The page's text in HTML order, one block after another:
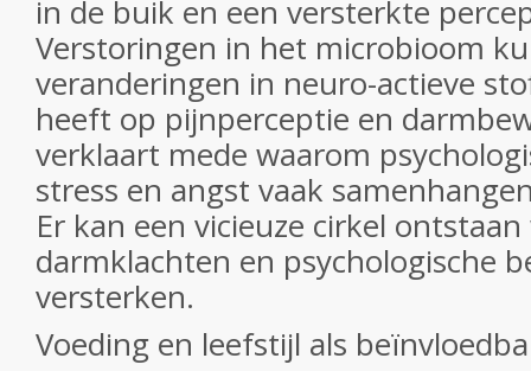
in de buik en een versterkte
Verstoringen in het microbioom
veranderingen in neuro-actieve
heeft op pijnperceptie en
verklaart mede waarom
stress en angst vaak
Er kan een vicieuze cirkel
darmklachten en psychologische
versterken.
Voeding en leefstijl als